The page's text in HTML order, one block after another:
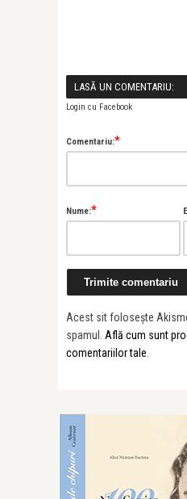
LASĂ UN COMENTARIU:
Login cu Facebook
Comentariu:*
Nume:*
Acest sit folosește
spamul. Află cum sunt
comentariilor tale.